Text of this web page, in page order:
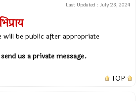
Last Updated : July 23, 2024
be public after appropriate
us a private message.
TOP